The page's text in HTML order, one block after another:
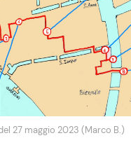
27 maggio 2023 (Marco B.)